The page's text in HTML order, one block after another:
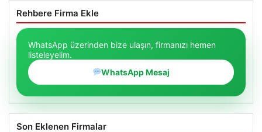
Rehbere Firma Ekle
WhatsApp üzerinden bize ulaşın, firmanızı hemen
listeleyelim.
WhatsApp Mesaj
Son Eklenen Firmalar